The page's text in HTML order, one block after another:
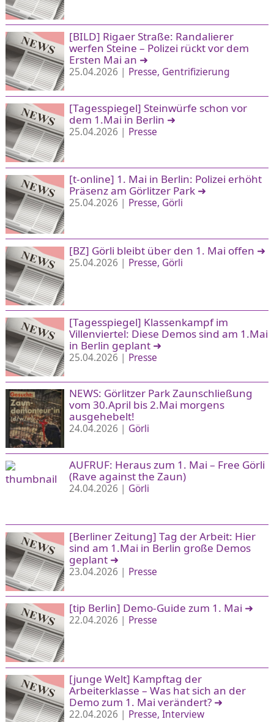
[BILD] Rigaer Straße: Randalierer
werfen Steine – Polizei rückt vor dem
Ersten Mai an ➜
25.04.2026 | Presse Gentrifizierung
[Tagesspiegel] Steinwürfe schon vor
dem 1.Mai in Berlin ➜
25.04.2026 | Presse
[t-online] 1. Mai in Berlin: Polizei erhöht
Präsenz am Görlitzer Park ➜
25.04.2026 | Presse Görli
[BZ] Görli bleibt über den 1. Mai offen ➜
25.04.2026 | Presse Görli
[Tagesspiegel] Klassenkampf im
Villenviertel: Diese Demos sind am 1.Mai
in Berlin geplant ➜
25.04.2026 | Presse
NEWS: Görlitzer Park Zaunschließung
vom 30.April bis 2.Mai morgens
ausgehebelt!
24.04.2026 | Görli
AUFRUF: Heraus zum 1. Mai – Free Görli
(Rave against the Zaun)
24.04.2026 | Görli
[Berliner Zeitung] Tag der Arbeit: Hier
sind am 1.Mai in Berlin große Demos
geplant ➜
23.04.2026 | Presse
[tip Berlin] Demo-Guide zum 1. Mai ➜
22.04.2026 | Presse
[junge Welt] Kampftag der
Arbeiterklasse – Was hat sich an der
Demo zum 1. Mai verändert? ➜
22.04.2026 | Presse Interview